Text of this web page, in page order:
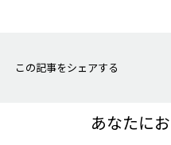
この記事をシェアする
あなたに